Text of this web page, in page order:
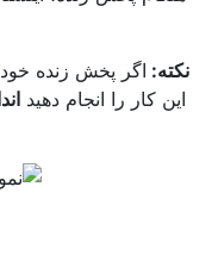
اگر پخش زنده خود را
کار را انجام دهید